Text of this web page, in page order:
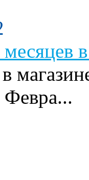
месяцев
Февра...